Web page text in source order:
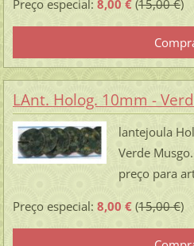
Preço especial: 8,00 €(15,00 €)
LAnt. Holog. 10mm -
lantejoula
Verde
preço para
Preço especial: 8,00 €(15,00 €)